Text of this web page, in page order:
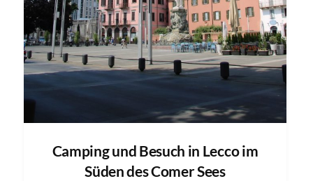
Camping und Besuch in Lecco im
Süden des Comer Sees